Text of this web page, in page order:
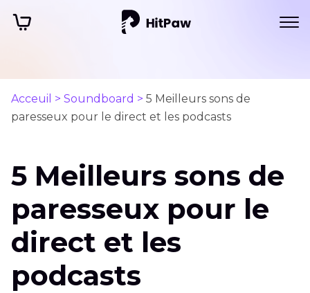
Acceuil > Soundboard > 5 Meilleurs sons de
paresseux pour le direct et les podcasts
5 Meilleurs sons de
paresseux pour le
direct et les
podcasts